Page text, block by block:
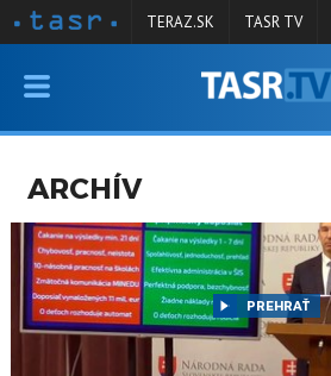
VYSIELANIE
SPRAVODAJSTVO
KONTAKT
ARCHÍV
TERAZ.SK TASR TV
ARCHÍV
PREHRAŤ